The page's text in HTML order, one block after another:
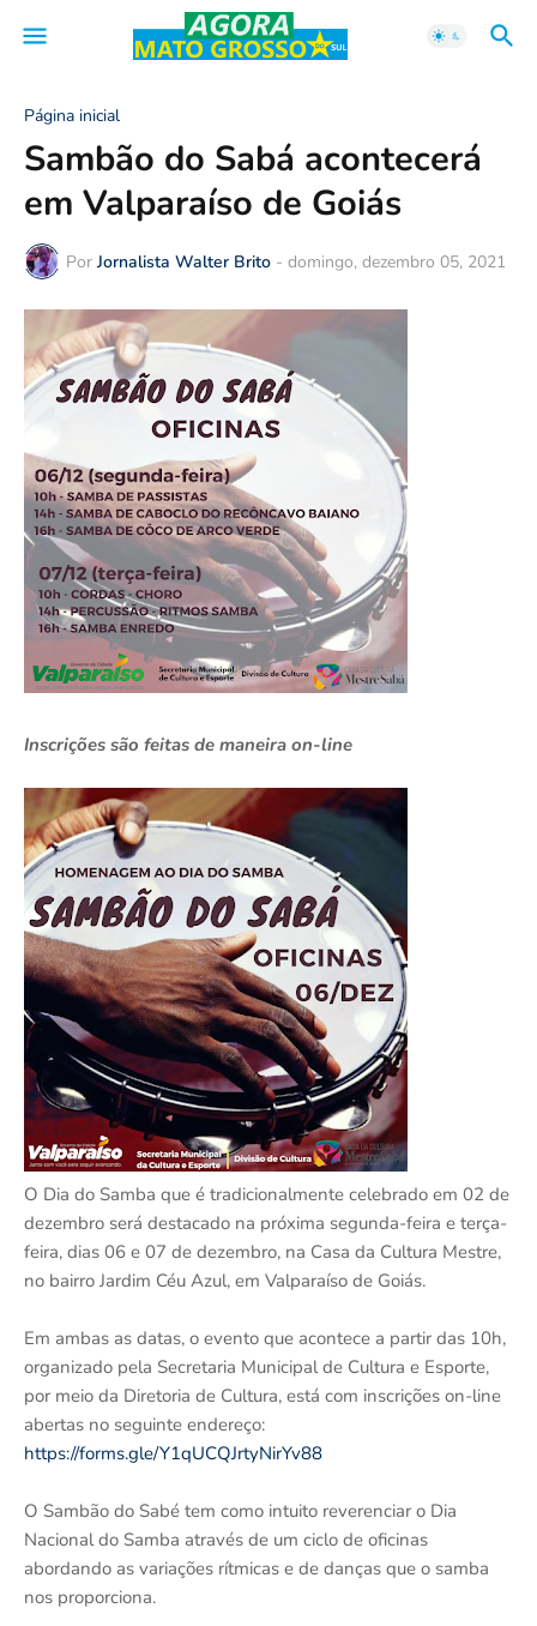
Página inicial
Sambão do Sabá acontecerá
em Valparaíso de Goiás
Por Jornalista Walter Brito - domingo, dezembro 05, 2021
Inscrições são feitas de maneira on-line
O Dia do Samba que é tradicionalmente celebrado em 02 de
dezembro será destacado na próxima segunda-feira e terça-
feira, dias 06 e 07 de dezembro, na Casa da Cultura Mestre,
no bairro Jardim Céu Azul, em Valparaíso de Goiás.
Em ambas as datas, o evento que acontece a partir das 10h,
organizado pela Secretaria Municipal de Cultura e Esporte,
por meio da Diretoria de Cultura, está com inscrições on-line
abertas no seguinte endereço:
https://forms.gle/Y1qUCQJrtyNirYv88
O Sambão do Sabé tem como intuito reverenciar o Dia
Nacional do Samba através de um ciclo de oficinas
abordando as variações rítmicas e de danças que o samba
nos proporciona.